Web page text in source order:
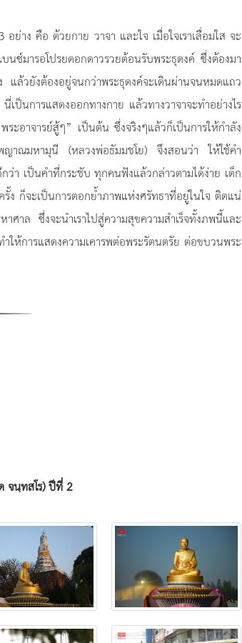
ย่าง คือ ด้วยกาย วาจา และใจ เมื่อใจเราเลื่อมใส จะ
ซ์มารอโปรยดอกดาวรวยต้อนรับพระธุดงค์ ซึ่งต้องมา
ล้วยังต้องอยู่จนกว่าพระธุดงค์จะเดินผ่านจนหมดแถว
ป็นการแสดงออกทางกาย แล้วทางวาจาจะทำอย่างไร
ะอาจารย์สู้ๆ” เป็นต้น ซึ่งจริงๆแล้วก็เป็นการให้กำลัง
ญาณมหามุนี (หลวงพ่อธัมมชโย) จึงสอนว่า ให้ใช้คำ
า เป็นคำที่กระชับ ทุกคนฟังแล้วกล่าวตามได้ง่าย เด็ก
ก็จะเป็นการตอกย้ำภาพแห่งศรัทธาที่อยู่ในใจ ติดแน่
ล ซึ่งจะนำเราไปสู่ความสุขความสำเร็จทั้งภพนี้และ
ห้การแสดงความเคารพต่อพระรัตนตรัย ต่อขบวนพระ
จนฺทสโร) ปีที่ 2